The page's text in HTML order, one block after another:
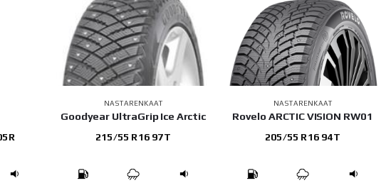
NASTARENKAAT
Goodyear UltraGrip Ice Arctic
215/55 R16 97T
NASTARENKAAT
Rovelo ARCTIC VISION RW01
205/55 R16 94T